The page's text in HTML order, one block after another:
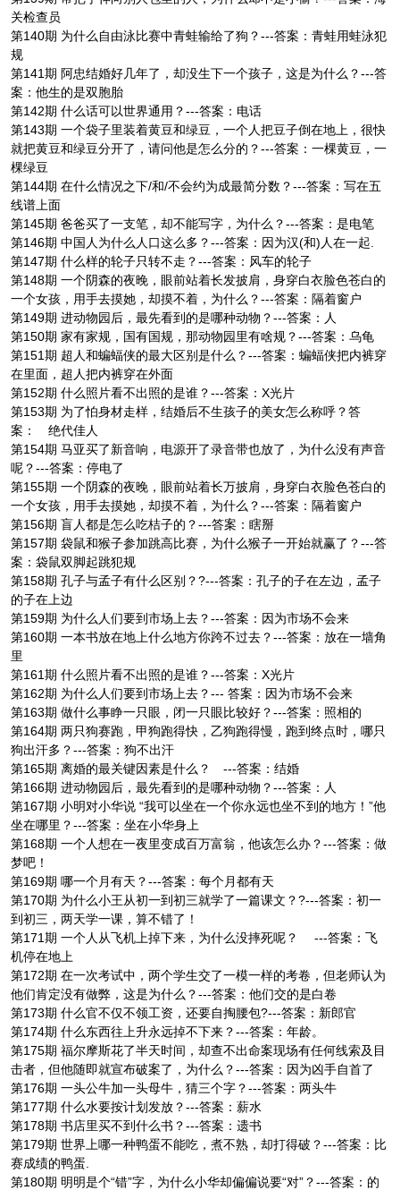
关检查员
第140期 为什么自由泳比赛中青蛙输给了狗？---答案：青蛙用蛙泳犯
规
第141期 阿忠结婚好几年了，却没生下一个孩子，这是为什么？---答
案：他生的是双胞胎
第142期 什么话可以世界通用？---答案：电话
第143期 一个袋子里装着黄豆和绿豆，一个人把豆子倒在地上，很快
就把黄豆和绿豆分开了，请问他是怎么分的？---答案：一棵黄豆，一
棵绿豆
第144期 在什么情况之下/和/不会约为成最简分数？---答案：写在五
线谱上面
第145期 爸爸买了一支笔，却不能写字，为什么？---答案：是电笔
第146期 中国人为什么人口这么多？---答案：因为汉(和)人在一起.
第147期 什么样的轮子只转不走？---答案：风车的轮子
第148期 一个阴森的夜晚，眼前站着长发披肩，身穿白衣脸色苍白的
一个女孩，用手去摸她，却摸不着，为什么？---答案：隔着窗户
第149期 进动物园后，最先看到的是哪种动物？---答案：人
第150期 家有家规，国有国规，那动物园里有啥规？---答案：乌龟
第151期 超人和蝙蝠侠的最大区别是什么？---答案：蝙蝠侠把内裤穿
在里面，超人把内裤穿在外面
第152期 什么照片看不出照的是谁？---答案：X光片
第153期 为了怕身材走样，结婚后不生孩子的美女怎么称呼？答
案： 绝代佳人
第154期 马亚买了新音响，电源开了录音带也放了，为什么没有声音
呢？---答案：停电了
第155期 一个阴森的夜晚，眼前站着长万披肩，身穿白衣脸色苍白的
一个女孩，用手去摸她，却摸不着，为什么？---答案：隔着窗户
第156期 盲人都是怎么吃桔子的？---答案：瞎掰
第157期 袋鼠和猴子参加跳高比赛，为什么猴子一开始就赢了？---答
案：袋鼠双脚起跳犯规
第158期 孔子与孟子有什么区别？?---答案：孔子的子在左边，孟子
的子在上边
第159期 为什么人们要到市场上去？---答案：因为市场不会来
第160期 一本书放在地上什么地方你跨不过去？---答案：放在一墙角
里
第161期 什么照片看不出照的是谁？---答案：X光片
第162期 为什么人们要到市场上去？--- 答案：因为市场不会来
第163期 做什么事睁一只眼，闭一只眼比较好？---答案：照相的
第164期 两只狗赛跑，甲狗跑得快，乙狗跑得慢，跑到终点时，哪只
狗出汗多？---答案：狗不出汗
第165期 离婚的最关键因素是什么？ ---答案：结婚
第166期 进动物园后，最先看到的是哪种动物？---答案：人
第167期 小明对小华说 “我可以坐在一个你永远也坐不到的地方！”他
坐在哪里？---答案：坐在小华身上
第168期 一个人想在一夜里变成百万富翁，他该怎么办？---答案：做
梦吧！
第169期 哪一个月有天？---答案：每个月都有天
第170期 为什么小王从初一到初三就学了一篇课文？?---答案：初一
到初三，两天学一课，算不错了！
第171期 一个人从飞机上掉下来，为什么没摔死呢？ ---答案：飞
机停在地上
第172期 在一次考试中，两个学生交了一模一样的考卷，但老师认为
他们肯定没有做弊，这是为什么？---答案：他们交的是白卷
第173期 什么官不仅不领工资，还要自掏腰包?---答案：新郎官
第174期 什么东西往上升永远掉不下来？---答案：年龄。
第175期 福尔摩斯花了半天时间，却查不出命案现场有任何线索及目
击者，但他随即就宣布破案了，为什么？---答案：因为凶手自首了
第176期 一头公牛加一头母牛，猜三个字？---答案：两头牛
第177期 什么水要按计划发放？---答案：薪水
第178期 书店里买不到什么书？---答案：遗书
第179期 世界上哪一种鸭蛋不能吃，煮不熟，却打得破？---答案：比
赛成绩的鸭蛋.
第180期 明明是个“错”字，为什么小华却偏偏说要“对”？---答案：的